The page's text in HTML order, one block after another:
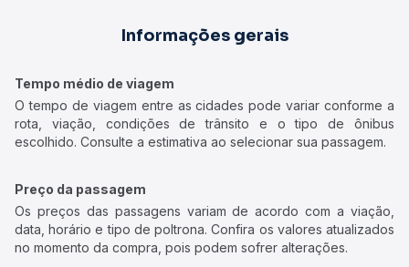
Informações gerais
Tempo médio de viagem
O tempo de viagem entre as cidades pode variar conforme a
rota, viação, condições de trânsito e o tipo de ônibus
escolhido. Consulte a estimativa ao selecionar sua passagem.
Preço da passagem
Os preços das passagens variam de acordo com a viação,
data, horário e tipo de poltrona. Confira os valores atualizados
no momento da compra, pois podem sofrer alterações.